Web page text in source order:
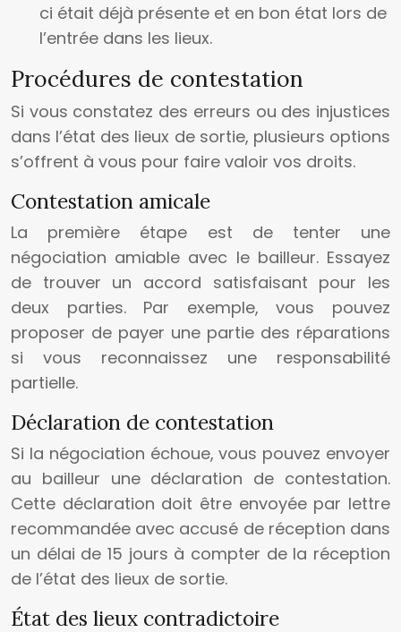
ci était déjà présente et en bon état lors de
l’entrée dans les lieux.
Procédures de contestation
Si vous constatez des erreurs ou des injustices
dans l’état des lieux de sortie, plusieurs options
s’offrent à vous pour faire valoir vos droits.
Contestation amicale
La première étape est de tenter une
négociation amiable avec le bailleur. Essayez
de trouver un accord satisfaisant pour les
deux parties. Par exemple, vous pouvez
proposer de payer une partie des réparations
si vous reconnaissez une responsabilité
partielle.
Déclaration de contestation
Si la négociation échoue, vous pouvez envoyer
au bailleur une déclaration de contestation.
Cette déclaration doit être envoyée par lettre
recommandée avec accusé de réception dans
un délai de 15 jours à compter de la réception
de l’état des lieux de sortie.
État des lieux contradictoire